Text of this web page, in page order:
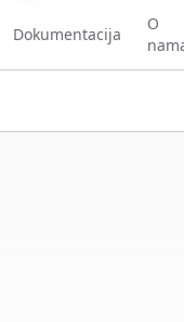
Dokumentacija
O